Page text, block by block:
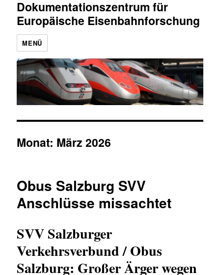
Dokumentationszentrum für
Europäische Eisenbahnforschung
MENÜ
Monat: März 2026
Obus Salzburg SVV
Anschlüsse missachtet
SVV Salzburger
Verkehrsverbund / Obus
Salzburg: Großer Ärger wegen